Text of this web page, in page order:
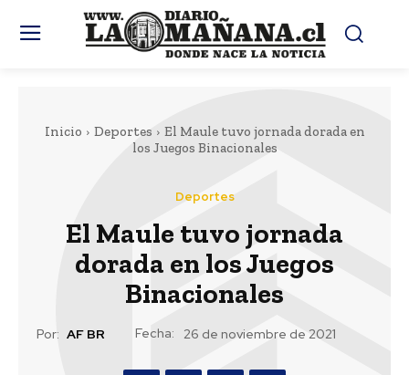
Inicio Deportes
El Maule tuvo jornada dorada en
los Juegos Binacionales
Deportes
El Maule tuvo jornada
dorada en los Juegos
Binacionales
Por: AF BR Fecha: 26 de noviembre de 2021